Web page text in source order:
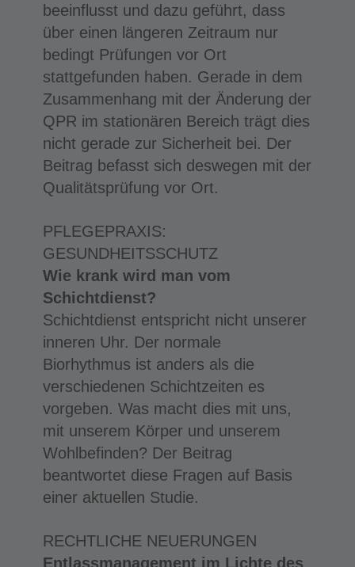
beeinflusst und dazu geführt, dass
über einen längeren Zeitraum nur
bedingt Prüfungen vor Ort
stattgefunden haben. Gerade in dem
Zusammenhang mit der Änderung der
QPR im stationären Bereich trägt dies
nicht gerade zur Sicherheit bei. Der
Beitrag befasst sich deswegen mit der
Qualitätsprüfung vor Ort.
PFLEGEPRAXIS:
GESUNDHEITSSCHUTZ
Wie krank wird man vom
Schichtdienst?
Schichtdienst entspricht nicht unserer
inneren Uhr. Der normale
Biorhythmus ist anders als die
verschiedenen Schichtzeiten es
vorgeben. Was macht dies mit uns,
mit unserem Körper und unserem
Wohlbefinden? Der Beitrag
beantwortet diese Fragen auf Basis
einer aktuellen Studie.
RECHTLICHE NEUERUNGEN
Entlassmanagement im Lichte des